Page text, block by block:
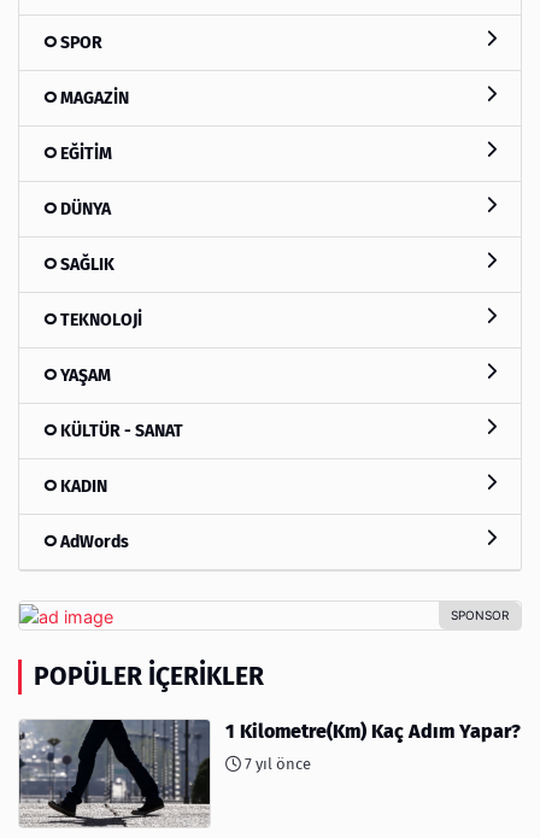
SPOR
MAGAZİN
EĞİTİM
DÜNYA
SAĞLIK
TEKNOLOJİ
YAŞAM
KÜLTÜR - SANAT
KADIN
AdWords
POPÜLER İÇERIKLER
1 Kilometre(Km) Kaç Adım Yapar?
7 yıl önce